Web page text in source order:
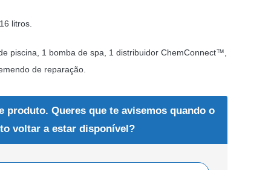
litros.
piscina, 1 bomba de spa, 1 distribuidor ChemConnect™,
de reparação.
produto. Queres que te avisemos quando o
voltar a estar disponível?